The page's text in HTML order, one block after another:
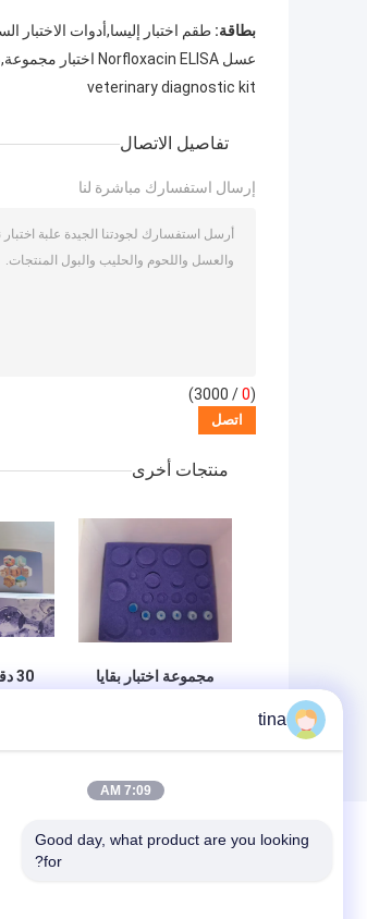
بطاقة: طقم اختبار إليسا,أدوات
عسل Norfloxacin ELISA اختبار مجموعة,علبة اختبار ELISA لـ Norfloxacin اللحوم,علبة اختبار ELISA للورين Norfloxacin
veterinary diagnostic kit
تفاصيل الاتصال
إرسال استفسارك مباشرة لنا
(
0
/ 3000)
منتجات أخرى
مجموعة اختبار بقايا
إريتروميسين ELISA
tina
7:09 AM
Good day, what product are you looking
for?